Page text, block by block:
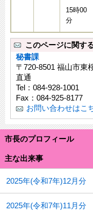
市長のプロフィール
主な出来事
2025年(令和7年)12月分
2025年(令和7年)11月分
15時00
分
このページに関す
秘書課
〒720-8501 福山市東
直通
Tel：084-928-1001
Fax：084-925-8177
お問い合わせはこ